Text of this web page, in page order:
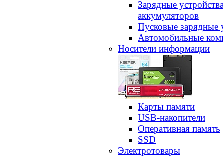
Зарядные
аккумуляторов
Пусковые зарядные
Автомобильные
Носители информации
Карты памяти
USB-накопители
Оперативная память
SSD
Электротовары